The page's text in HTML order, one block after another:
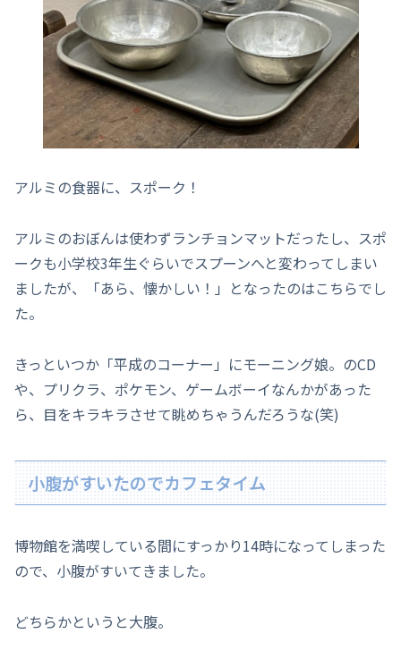
アルミの食器に、スポーク！
アルミのおぼんは使わずランチョンマットだったし、スポ
ークも小学校3年生ぐらいでスプーンへと変わってしまい
ましたが、「あら、懐かしい！」となったのはこちらでし
た。
きっといつか「平成のコーナー」にモーニング娘。のCD
や、プリクラ、ポケモン、ゲームボーイなんかがあった
ら、目をキラキラさせて眺めちゃうんだろうな(笑)
小腹がすいたのでカフェタイム
博物館を満喫している間にすっかり14時になってしまった
ので、小腹がすいてきました。
どちらかというと大腹。